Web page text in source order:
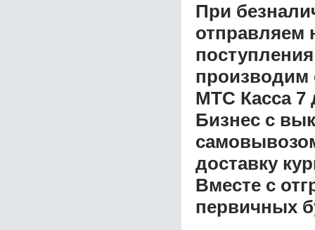
При
отправляем
производим
МТС Касса 7
Бизнес с
доставку
Вместе с
первичных